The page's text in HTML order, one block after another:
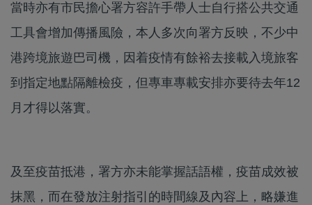
當時亦有市民擔心署方容許手帶人士自行搭公共交通
工具會增加傳播風險，本人多次向署方反映，不少中
港跨境旅遊巴司機，因着疫情有餘裕去接載入境旅客
到指定地點隔離檢疫，但專車專載安排亦要待去年12
月才得以落實。
及至疫苗抵港，署方亦未能掌握話語權，疫苗成效被
抹黑，而在發放注射指引的時間線及內容上，略嫌進